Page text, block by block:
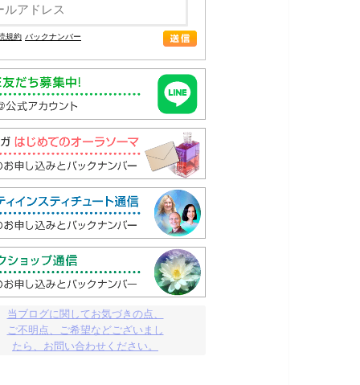
規約 バックナンバー
当ブログに関してお気づきの点、
ご不明点、ご希望などございまし
たら、お問い合わせください。